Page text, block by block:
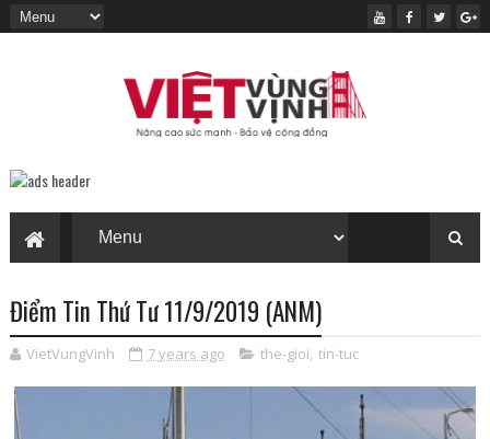
Điểm Tin Thứ Tư 11/9/2019 (ANM)
VietVungVinh 7 years ago the-gioi, tin-tuc